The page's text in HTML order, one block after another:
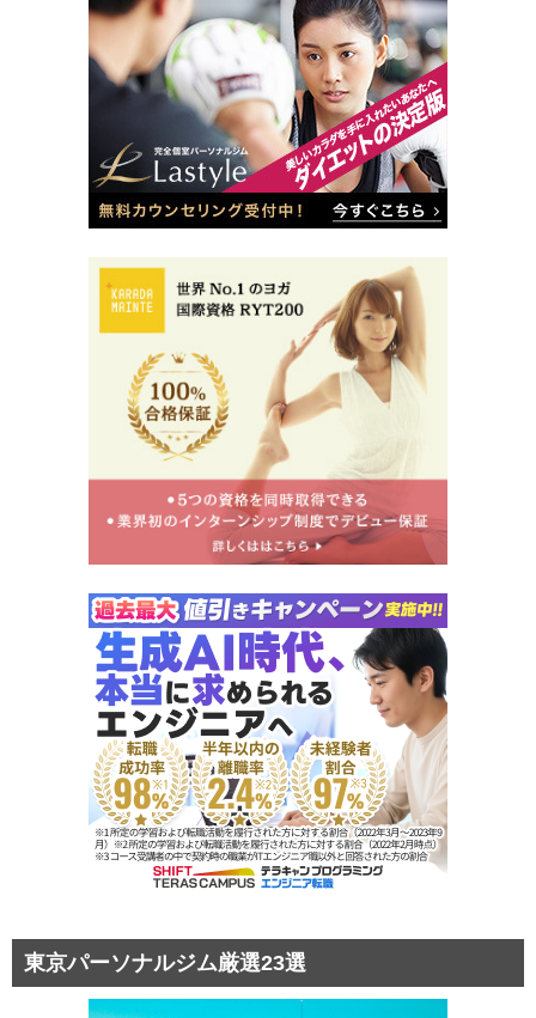
東京パーソナルジム厳選23選